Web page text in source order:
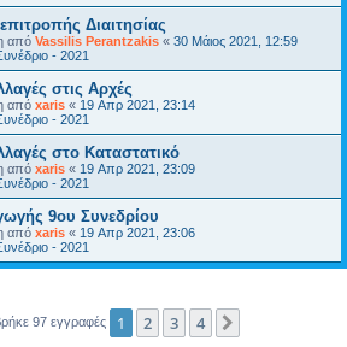
Διαιτησίας
από Vassilis Perantzakis « 30 Μάιος 2021, 12:59
- 2021
στις Αρχές
από xaris « 19 Απρ 2021, 23:14
- 2021
στο Καταστατικό
από xaris « 19 Απρ 2021, 23:09
- 2021
9ου Συνεδρίου
από xaris « 19 Απρ 2021, 23:06
- 2021
97 εγγραφές 1 2 3 4